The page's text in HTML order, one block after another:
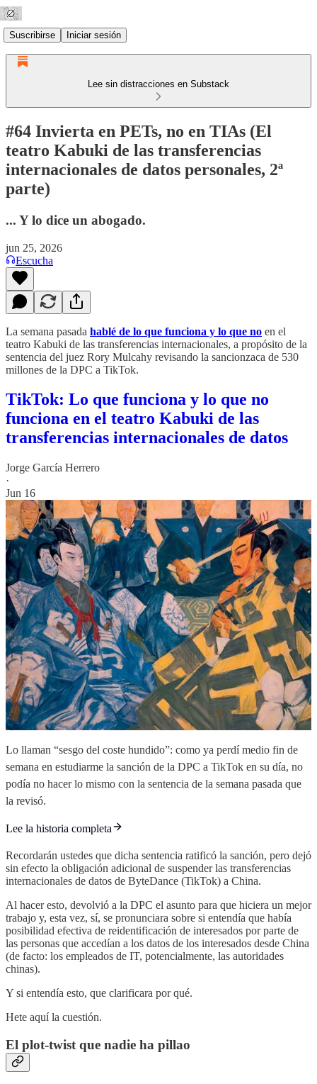
Suscribirse Iniciar sesión
Lee sin distracciones en Substack
#64 Invierta en PETs, no en TIAs (El
teatro Kabuki de las transferencias
internacionales de datos personales, 2ª
parte)
... Y lo dice un abogado.
jun 25, 2026
Escucha
La semana pasada hablé de lo que funciona y lo que no en el
teatro Kabuki de las transferencias internacionales, a propósito de la
sentencia del juez Rory Mulcahy revisando la sancionzaca de 530
millones de la DPC a TikTok.
TikTok: Lo que funciona y lo que no
funciona en el teatro Kabuki de las
transferencias internacionales de datos
Jorge García Herrero
·
Jun 16
Lo llaman “sesgo del coste hundido”: como ya perdí medio fin de
semana en estudiarme la sanción de la DPC a TikTok en su día, no
podía no hacer lo mismo con la sentencia de la semana pasada que
la revisó.
Lee la historia completa
Recordarán ustedes que dicha sentencia ratificó la sanción, pero dejó
sin efecto la obligación adicional de suspender las transferencias
internacionales de datos de ByteDance (TikTok) a China.
Al hacer esto, devolvió a la DPC el asunto para que hiciera un mejor
trabajo y, esta vez, sí, se pronunciara sobre si entendía que había
posibilidad efectiva de reidentificación de interesados por parte de
las personas que accedían a los datos de los interesados desde China
(de facto: los empleados de IT, potencialmente, las autoridades
chinas).
Y si entendía esto, que clarificara por qué.
Hete aquí la cuestión.
El plot-twist que nadie ha pillao